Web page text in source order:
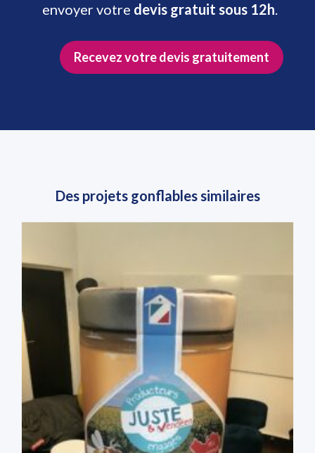
envoyer votre devis gratuit sous 12h.
Recevez votre devis gratuitement
Des projets gonflables similaires